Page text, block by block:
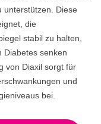
unterstützen. Diese
die
stabil zu halten,
Diabetes senken
von Diaxil sorgt für
und
bei.